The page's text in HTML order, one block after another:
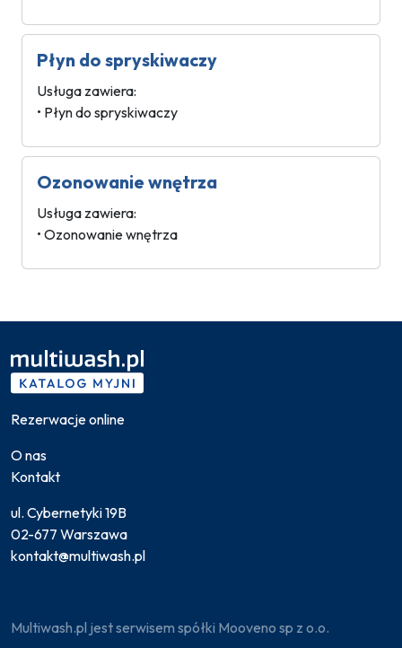
Płyn do spryskiwaczy
Usługa zawiera:
• Płyn do spryskiwaczy
Ozonowanie wnętrza
Usługa zawiera:
• Ozonowanie wnętrza
Rezerwacje online
O nas
Kontakt
ul. Cybernetyki 19B
02-677 Warszawa
kontakt@multiwash.pl
Multiwash.pl jest serwisem spółki Mooveno sp z o.o.